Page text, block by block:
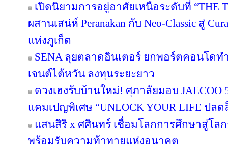
เปิดนิยามการอยู่อาศัยเหนือระดับที่ “THE
ผสานเสน่ห์ Peranakan กับ Neo-Classic สู่
แห่งภูเก็ต
SENA ลุยตลาดอินเตอร์ ยกพอร์ตคอนโดท
เจนต์ไต้หวัน ลงทุนระยะยาว
ดวงเฮงรับบ้านใหม่! ศุภาลัยมอบ
แคมเปญพิเศษ “UNLOCK YOUR LIFE ปล
แสนสิริ x ศศินทร์ เชื่อมโลกการศึกษาสู่โลก
พร้อมรับความท้าทายแห่งอนาคต